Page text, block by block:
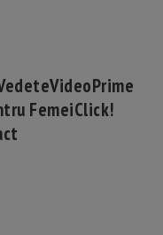
VideoPrime
FemeiClick!